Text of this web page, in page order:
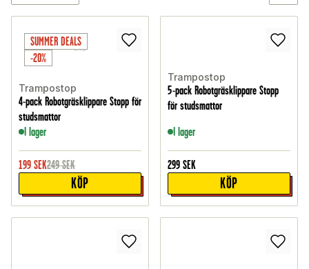
SUMMER DEALS
-20%
Trampostop
4-pack Robotgräsklippare Stopp för
studsmattor
I lager
199 SEK249 SEK
KÖP
Trampostop
5-pack Robotgräsklippare Stopp
för studsmattor
I lager
299 SEK
KÖP